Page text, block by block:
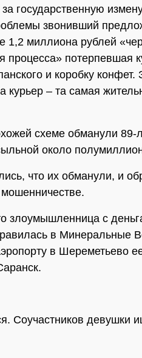
государственную
звонивший
1,2 миллиона рублей
процесса» потерпевшая
и коробку конфет.
курьер – та самая
схеме обманули 89-
около
что их обманули, и
злоумышленница с
в Минеральные
в Шереметьево
Соучастников девушки